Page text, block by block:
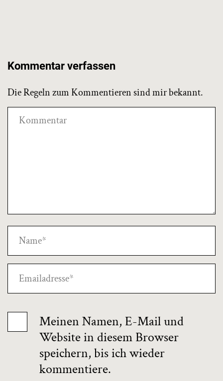
Kommentar verfassen
Die Regeln zum Kommentieren sind mir bekannt.
Meinen Namen, E-Mail und
Website in diesem Browser
speichern, bis ich wieder
kommentiere.